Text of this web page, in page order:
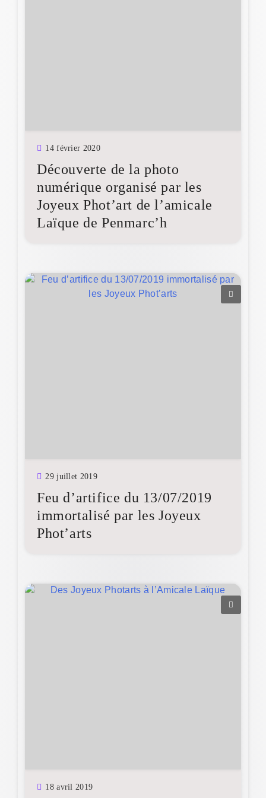
14 février 2020
Découverte de la photo
numérique organisé par les
Joyeux Phot’art de l’amicale
Laïque de Penmarc’h
29 juillet 2019
Feu d’artifice du 13/07/2019
immortalisé par les Joyeux
Phot’arts
18 avril 2019